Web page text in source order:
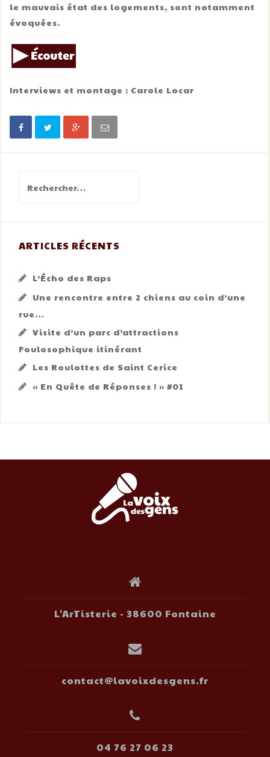
le mauvais état des logements, sont notamment
évoquées.
Interviews et montage : Carole Locar
ARTICLES RÉCENTS
L’Écho des Raps
Une rencontre entre 2 chiens au coin d’une
rue…
Visite d’un parc d’attractions
Foulosophique itinérant
Les Roulottes de Saint Cerice
« En Quête de Réponses ! » #01
L'ArTisterie - 38600 Fontaine
contact@lavoixdesgens.fr
04 76 27 06 23